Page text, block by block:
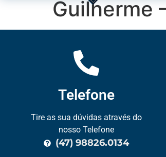
Guilherme
Telefone
Tire as sua dúvidas através do
nosso Telefone
(47) 98826.0134